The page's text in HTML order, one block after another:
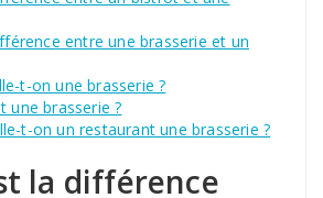
entre une brasserie et un
t-on une brasserie ?
une brasserie ?
t-on un restaurant une brasserie ?
la différence